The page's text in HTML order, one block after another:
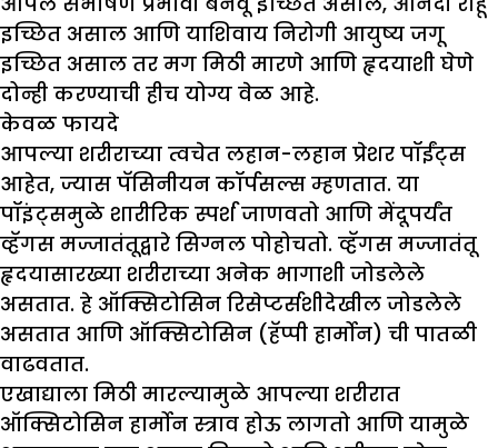
इच्छित असाल आणि याशिवाय निरोगी आयुष्य जगू
इच्छित असाल तर मग मिठी मारणे आणि हृदयाशी घेणे
दोन्ही करण्याची हीच योग्य वेळ आहे.
केवळ फायदे
आपल्या शरीराच्या त्वचेत लहान-लहान प्रेशर पॉईंट्स
आहेत, ज्यास पॅसिनीयन कॉर्पसल्स म्हणतात. या
पॉइंट्समुळे शारीरिक स्पर्श जाणवतो आणि मेंदूपर्यंत
व्हॅगस मज्जातंतूद्वारे सिग्नल पोहोचतो. व्हॅगस मज्जातंतू
हृदयासारख्या शरीराच्या अनेक भागाशी जोडलेले
असतात. हे ऑक्सिटोसिन रिसेप्टर्सशीदेखील जोडलेले
असतात आणि ऑक्सिटोसिन (हॅप्पी हार्मोन) ची पातळी
वाढवतात.
एखाद्याला मिठी मारल्यामुळे आपल्या शरीरात
ऑक्सिटोसिन हार्मोन स्त्राव होऊ लागतो आणि यामुळे